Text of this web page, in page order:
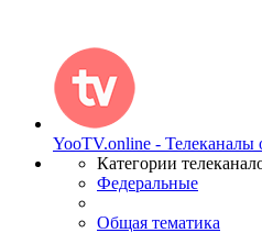
YooTV.online -
Категории
Федеральные
Общая тематика